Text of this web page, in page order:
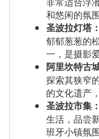
和悠闲的氛围
圣波拉灯塔：
郁郁葱葱的
一，是摄影
阿里坎特古
探索其狭窄
的文化遗产
圣波拉市集：
生活，品尝
班牙小镇氛围